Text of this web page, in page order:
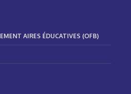
AIRES ÉDUCATIVES (OFB)